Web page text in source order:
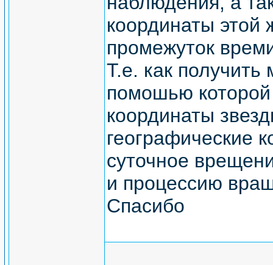
координаты этой
промежуток
Т.е. как
помошью
координаты
географические
суточное
и процессию
Спасибо